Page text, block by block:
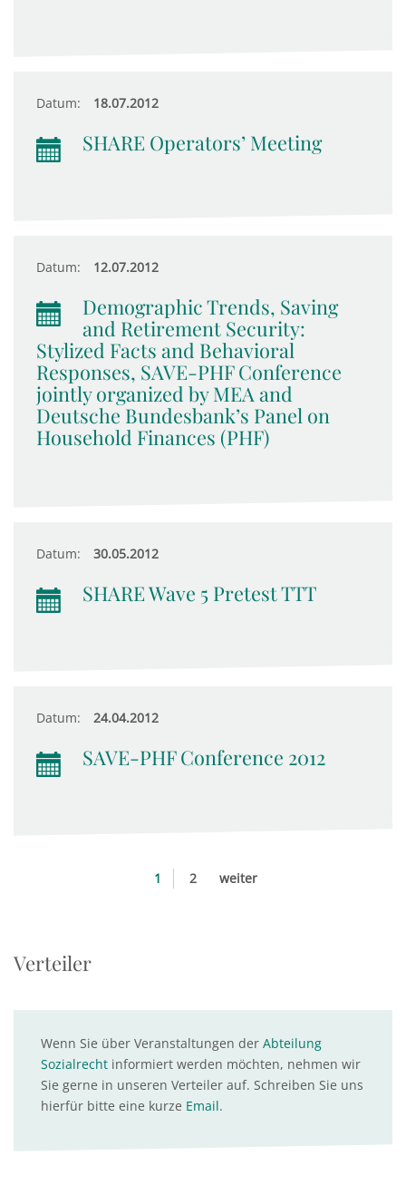
Datum: 18.07.2012
SHARE Operators’ Meeting
Datum: 12.07.2012
Demographic Trends, Saving
and Retirement Security:
Stylized Facts and Behavioral
Responses, SAVE-PHF Conference
jointly organized by MEA and
Deutsche Bundesbank’s Panel on
Household Finances (PHF)
Datum: 30.05.2012
SHARE Wave 5 Pretest TTT
Datum: 24.04.2012
SAVE-PHF Conference 2012
1 2 weiter
Verteiler
Wenn Sie über Veranstaltungen der Abteilung
Sozialrecht informiert werden möchten, nehmen wir
Sie gerne in unseren Verteiler auf. Schreiben Sie uns
hierfür bitte eine kurze Email.